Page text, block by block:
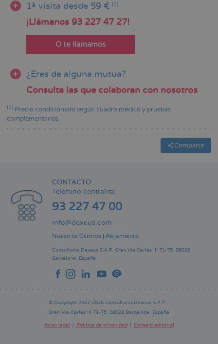
1ª visita desde 59 € (1)
¡Llámanos 93 227 47 27!
O te llamamos
¿Eres de alguna mutua?
Consulta las que colaboran con nosotros
(1) Precio condicionado según cuadro médico y pruebas
complementarias.
Compartir
CONTACTO
Teléfono centralita:
93 227 47 00
info@dexeus.com
Nuestros Centros Alojamiento
Consultorio Dexeus S.A.P. Gran Via Carles III 71-75. 08028
Barcelona. España
© Copyright 2007-2026 Consultorio Dexeus S.A.P. -
Gran Via Carles III 71-75. 08028 Barcelona. España
Aviso legal Política de privacidad Consejo editorial